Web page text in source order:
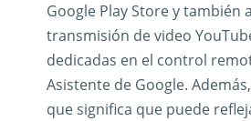
Google Play Store y
transmisión de video
dedicadas en el control
Asistente de Google.
que significa que puede